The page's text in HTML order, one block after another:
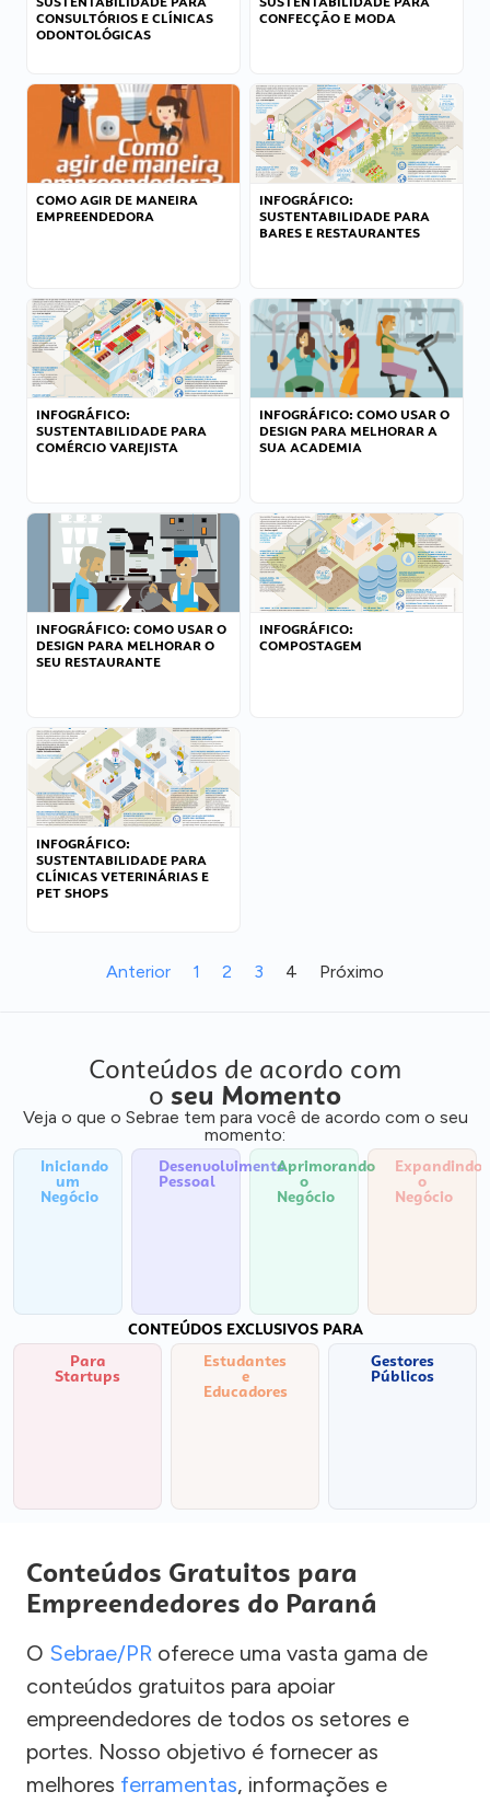
CONSULTÓRIOS E CLÍNICAS
ODONTOLÓGICAS
CONFECÇÃO E MODA
COMO AGIR DE MANEIRA
EMPREENDEDORA
INFOGRÁFICO:
SUSTENTABILIDADE PARA
BARES E RESTAURANTES
INFOGRÁFICO:
SUSTENTABILIDADE PARA
COMÉRCIO VAREJISTA
INFOGRÁFICO: COMO USAR O
DESIGN PARA MELHORAR A
SUA ACADEMIA
INFOGRÁFICO: COMO USAR O
DESIGN PARA MELHORAR O
SEU RESTAURANTE
INFOGRÁFICO:
COMPOSTAGEM
INFOGRÁFICO:
SUSTENTABILIDADE PARA
CLÍNICAS VETERINÁRIAS E
PET SHOPS
Anterior 1 2 3 4 Próximo
Conteúdos de acordo com
o seu Momento
Veja o que o Sebrae tem para você de acordo com o seu
momento:
Iniciando
um
Negócio
Desenvolvimento
Pessoal
Aprimorando
o
Negócio
Expandindo
o
Negócio
CONTEÚDOS EXCLUSIVOS PARA
Para
Startups
Estudantes
e
Educadores
Gestores
Públicos
Conteúdos Gratuitos para
Empreendedores do Paraná
O Sebrae/PR oferece uma vasta gama de
conteúdos gratuitos para apoiar
empreendedores de todos os setores e
portes. Nosso objetivo é fornecer as
melhores ferramentas, informações e